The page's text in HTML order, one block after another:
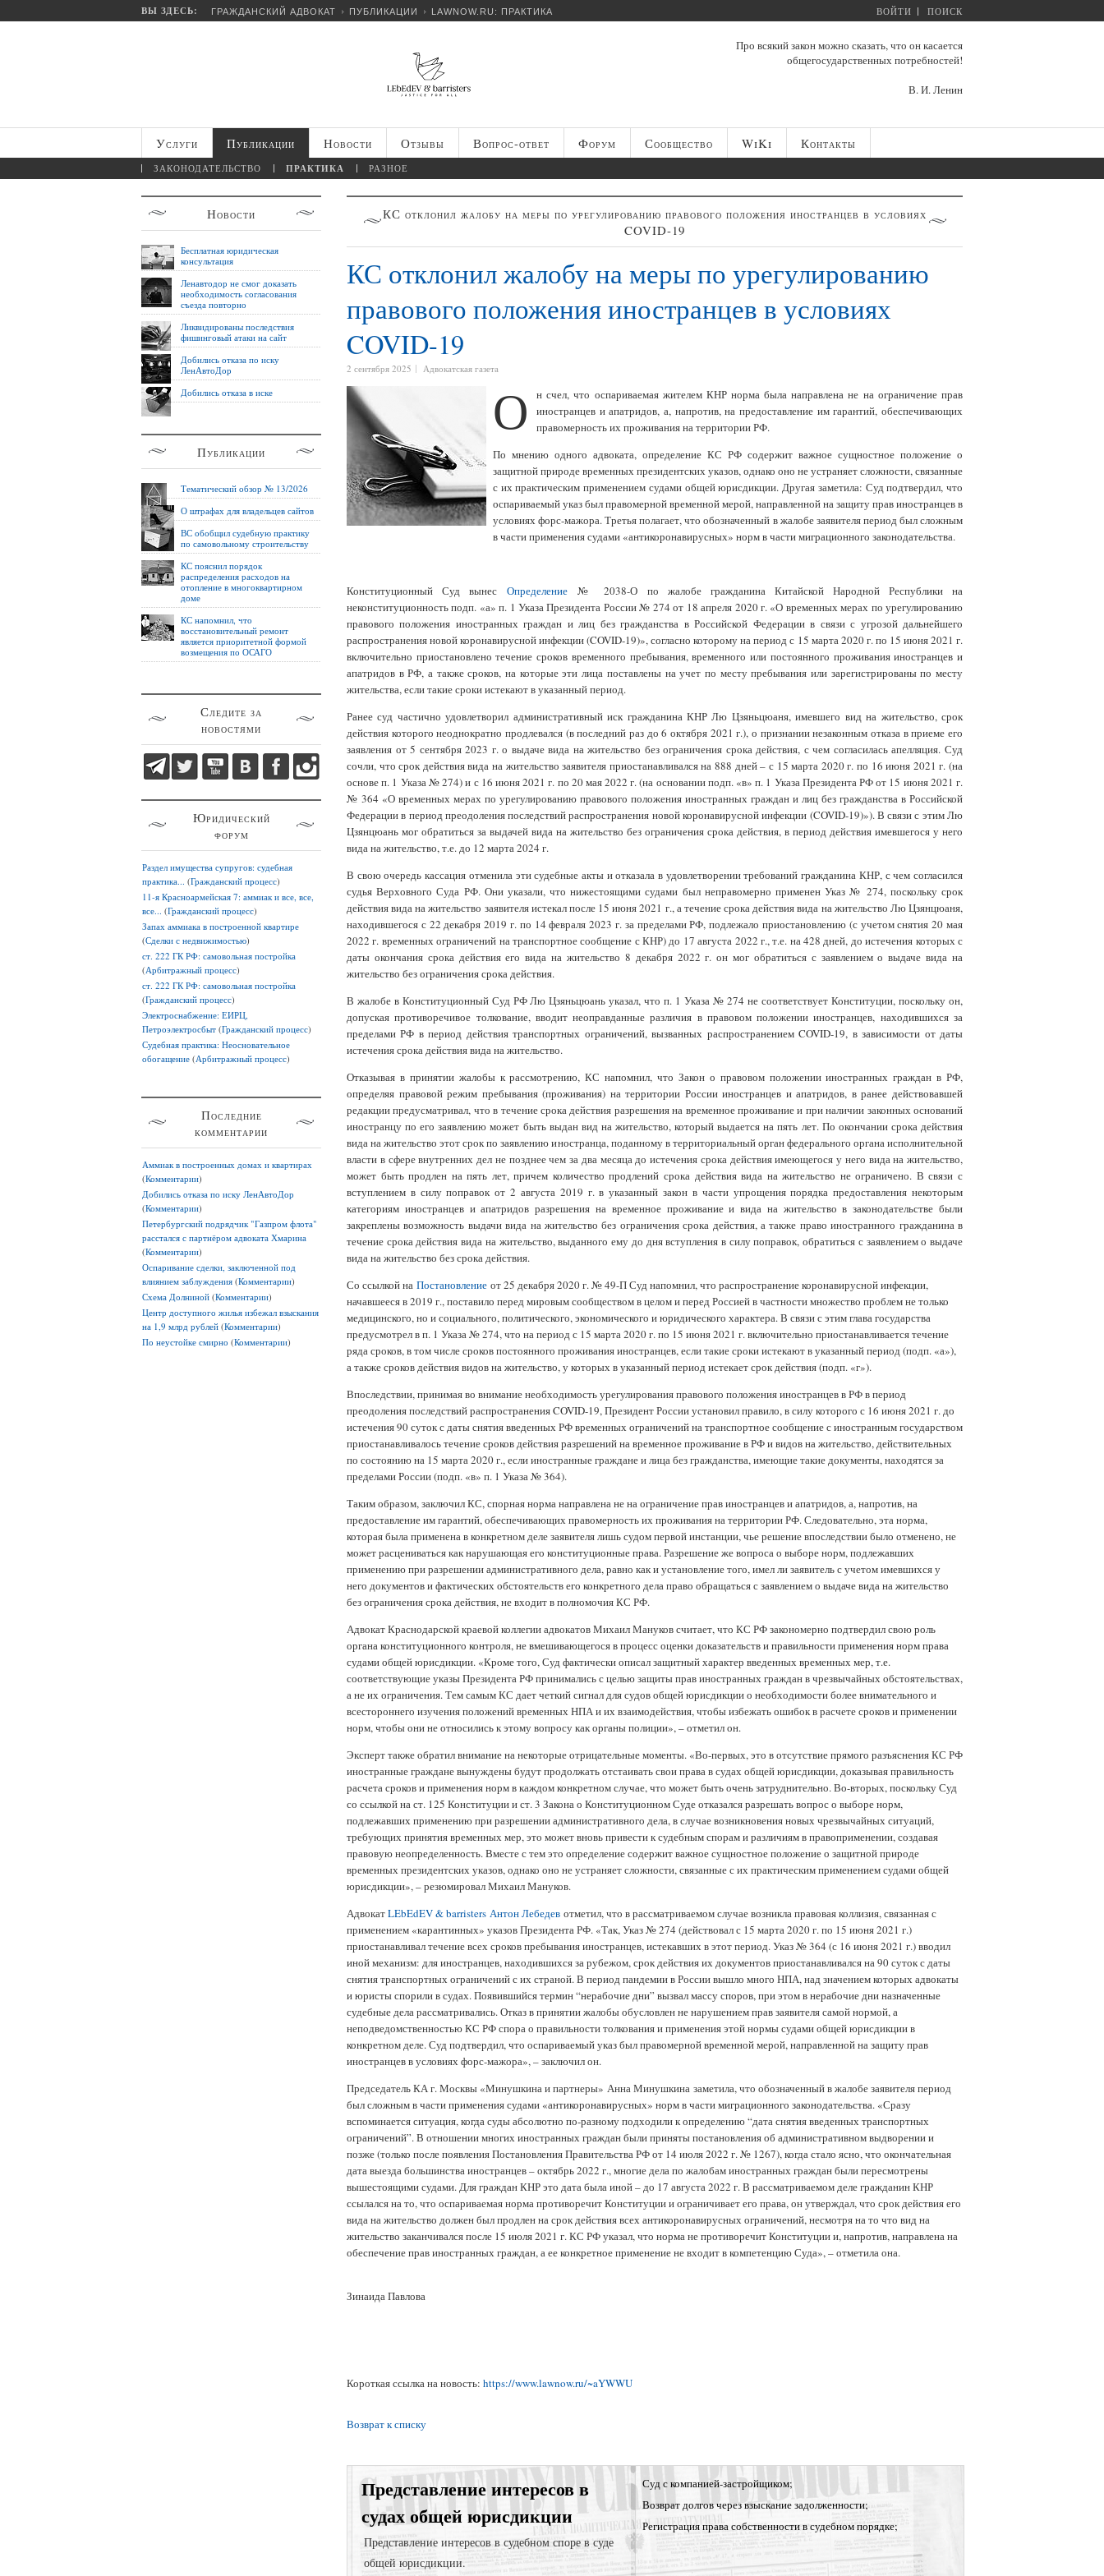
ВЫ ЗДЕСЬ: ГРАЖДАНСКИЙ АДВОКАТ ПУБЛИКАЦИИ LAWNOW.RU: ПРАКТИКА ВОЙТИ ПОИСК
Про всякий закон можно сказать, что он касается
общегосударственных потребностей!
В. И. Ленин
Услуги Публикации Новости Отзывы Вопрос-ответ Форум Сообщество WiKi Контакты
ЗАКОНОДАТЕЛЬСТВО ПРАКТИКА РАЗНОЕ
КС отклонил жалобу на меры по урегулированию правового положения иностранцев в условиях
COVID-19
КС отклонил жалобу на меры по урегулированию
правового положения иностранцев в условиях
COVID-19
2 сентября 2025 Адвокатская газета
О
н счел, что оспариваемая жителем КНР норма была направлена не на ограничение прав
иностранцев и апатридов, а, напротив, на предоставление им гарантий, обеспечивающих
правомерность их проживания на территории РФ.
По мнению одного адвоката, определение КС РФ содержит важное сущностное положение о
защитной природе временных президентских указов, однако оно не устраняет сложности, связанные
с их практическим применением судами общей юрисдикции. Другая заметила: Суд подтвердил, что
оспариваемый указ был правомерной временной мерой, направленной на защиту прав иностранцев в
условиях форс-мажора. Третья полагает, что обозначенный в жалобе заявителя период был сложным
в части применения судами «антикоронавирусных» норм в части миграционного законодательства.
Конституционный Суд вынесОпределение № 2038-О по жалобе гражданина Китайской Народной Республики на
неконституционность подп. «а» п. 1 Указа Президента России № 274 от 18 апреля 2020 г. «О временных мерах по урегулированию
правового положения иностранных граждан и лиц без гражданства в Российской Федерации в связи с угрозой дальнейшего
распространения новой коронавирусной инфекции (COVID-19)», согласно которому на период с 15 марта 2020 г. по 15 июня 2021 г.
включительно приостановлено течение сроков временного пребывания, временного или постоянного проживания иностранцев и
апатридов в РФ, а также сроков, на которые эти лица поставлены на учет по месту пребывания или зарегистрированы по месту
жительства, если такие сроки истекают в указанный период.
Ранее суд частично удовлетворил административный иск гражданина КНР Лю Цзяньцюаня, имевшего вид на жительство, срок
действия которого неоднократно продлевался (в последний раз до 6 октября 2021 г.), о признании незаконным отказа в приеме его
заявления от 5 сентября 2023 г. о выдаче вида на жительство без ограничения срока действия, с чем согласилась апелляция. Суд
сочли, что срок действия вида на жительство заявителя приостанавливался на 888 дней – с 15 марта 2020 г. по 16 июня 2021 г. (на
основе п. 1 Указа № 274) и с 16 июня 2021 г. по 20 мая 2022 г. (на основании подп. «в» п. 1 Указа Президента РФ от 15 июня 2021 г.
№ 364 «О временных мерах по урегулированию правового положения иностранных граждан и лиц без гражданства в Российской
Федерации в период преодоления последствий распространения новой коронавирусной инфекции (COVID-19)»). В связи с этим Лю
Цзянцюань мог обратиться за выдачей вида на жительство без ограничения срока действия, в период действия имевшегося у него
вида на жительство, т.е. до 12 марта 2024 г.
В свою очередь кассация отменила эти судебные акты и отказала в удовлетворении требований гражданина КНР, с чем согласился
судья Верховного Суда РФ. Они указали, что нижестоящими судами был неправомерно применен Указ № 274, поскольку срок
действия вида на жительство заявителя истекал после 15 июня 2021 г., а течение срока действия вида на жительство Лю Цзянцюаня,
находившегося с 22 декабря 2019 г. по 14 февраля 2023 г. за пределами РФ, подлежало приостановлению (с учетом снятия 20 мая
2022 г. временных ограничений на транспортное сообщение с КНР) до 17 августа 2022 г., т.е. на 428 дней, до истечения которых с
даты окончания срока действия его вида на жительство 8 декабря 2022 г. он мог обратиться с заявлением о выдаче вида на
жительство без ограничения срока действия.
В жалобе в Конституционный Суд РФ Лю Цзяньцюань указал, что п. 1 Указа № 274 не соответствует Конституции, поскольку он,
допуская противоречивое толкование, вводит неоправданные различия в правовом положении иностранцев, находившихся за
пределами РФ в период действия транспортных ограничений, вызванных распространением COVID-19, в зависимости от даты
истечения срока действия вида на жительство.
Отказывая в принятии жалобы к рассмотрению, КС напомнил, что Закон о правовом положении иностранных граждан в РФ,
определяя правовой режим пребывания (проживания) на территории России иностранцев и апатридов, в ранее действовавшей
редакции предусматривал, что в течение срока действия разрешения на временное проживание и при наличии законных оснований
иностранцу по его заявлению может быть выдан вид на жительство, который выдается на пять лет. По окончании срока действия
вида на жительство этот срок по заявлению иностранца, поданному в территориальный орган федерального органа исполнительной
власти в сфере внутренних дел не позднее чем за два месяца до истечения срока действия имеющегося у него вида на жительство,
может быть продлен на пять лет, причем количество продлений срока действия вида на жительство не ограничено. В связи с
вступлением в силу поправок от 2 августа 2019 г. в указанный закон в части упрощения порядка предоставления некоторым
категориям иностранцев и апатридов разрешения на временное проживание и вида на жительство в законодательстве были
закреплены возможность выдачи вида на жительство без ограничения срока действия, а также право иностранного гражданина в
течение срока действия вида на жительство, выданного ему до дня вступления в силу поправок, обратиться с заявлением о выдаче
вида на жительство без срока действия.
Со ссылкой на Постановление от 25 декабря 2020 г. № 49-П Суд напомнил, что распространение коронавирусной инфекции,
начавшееся в 2019 г., поставило перед мировым сообществом в целом и перед Россией в частности множество проблем не только
медицинского, но и социального, политического, экономического и юридического характера. В связи с этим глава государства
предусмотрел в п. 1 Указа № 274, что на период с 15 марта 2020 г. по 15 июня 2021 г. включительно приостанавливается течение
ряда сроков, в том числе сроков постоянного проживания иностранцев, если такие сроки истекают в указанный период (подп. «а»),
а также сроков действия видов на жительство, у которых в указанный период истекает срок действия (подп. «г»).
Впоследствии, принимая во внимание необходимость урегулирования правового положения иностранцев в РФ в период
преодоления последствий распространения COVID-19, Президент России установил правило, в силу которого с 16 июня 2021 г. до
истечения 90 суток с даты снятия введенных РФ временных ограничений на транспортное сообщение с иностранным государством
приостанавливалось течение сроков действия разрешений на временное проживание в РФ и видов на жительство, действительных
по состоянию на 15 марта 2020 г., если иностранные граждане и лица без гражданства, имеющие такие документы, находятся за
пределами России (подп. «в» п. 1 Указа № 364).
Таким образом, заключил КС, спорная норма направлена не на ограничение прав иностранцев и апатридов, а, напротив, на
предоставление им гарантий, обеспечивающих правомерность их проживания на территории РФ. Следовательно, эта норма,
которая была применена в конкретном деле заявителя лишь судом первой инстанции, чье решение впоследствии было отменено, не
может расцениваться как нарушающая его конституционные права. Разрешение же вопроса о выборе норм, подлежавших
применению при разрешении административного дела, равно как и установление того, имел ли заявитель с учетом имевшихся у
него документов и фактических обстоятельств его конкретного дела право обращаться с заявлением о выдаче вида на жительство
без ограничения срока действия, не входит в полномочия КС РФ.
Адвокат Краснодарской краевой коллегии адвокатов Михаил Мануков считает, что КС РФ закономерно подтвердил свою роль
органа конституционного контроля, не вмешивающегося в процесс оценки доказательств и правильности применения норм права
судами общей юрисдикции. «Кроме того, Суд фактически описал защитный характер введенных временных мер, т.е.
соответствующие указы Президента РФ принимались с целью защиты прав иностранных граждан в чрезвычайных обстоятельствах,
а не их ограничения. Тем самым КС дает четкий сигнал для судов общей юрисдикции о необходимости более внимательного и
всестороннего изучения положений временных НПА и их взаимодействия, чтобы избежать ошибок в расчете сроков и применении
норм, чтобы они не относились к этому вопросу как органы полиции», – отметил он.
Эксперт также обратил внимание на некоторые отрицательные моменты. «Во-первых, это в отсутствие прямого разъяснения КС РФ
иностранные граждане вынуждены будут продолжать отстаивать свои права в судах общей юрисдикции, доказывая правильность
расчета сроков и применения норм в каждом конкретном случае, что может быть очень затруднительно. Во-вторых, поскольку Суд
со ссылкой на ст. 125 Конституции и ст. 3 Закона о Конституционном Суде отказался разрешать вопрос о выборе норм,
подлежавших применению при разрешении административного дела, в случае возникновения новых чрезвычайных ситуаций,
требующих принятия временных мер, это может вновь привести к судебным спорам и различиям в правоприменении, создавая
правовую неопределенность. Вместе с тем это определение содержит важное сущностное положение о защитной природе
временных президентских указов, однако оно не устраняет сложности, связанные с их практическим применением судами общей
юрисдикции», – резюмировал Михаил Мануков.
АдвокатLEbEdEV & barristers Антон Лебедев отметил, что в рассматриваемом случае возникла правовая коллизия, связанная с
применением «карантинных» указов Президента РФ. «Так, Указ № 274 (действовал с 15 марта 2020 г. по 15 июня 2021 г.)
приостанавливал течение всех сроков пребывания иностранцев, истекавших в этот период. Указ № 364 (с 16 июня 2021 г.) вводил
иной механизм: для иностранцев, находившихся за рубежом, срок действия их документов приостанавливался на 90 суток с даты
снятия транспортных ограничений с их страной. В период пандемии в России вышло много НПА, над значением которых адвокаты
и юристы спорили в судах. Появившийся термин “нерабочие дни” вызвал массу споров, при этом в нерабочие дни назначенные
судебные дела рассматривались. Отказ в принятии жалобы обусловлен не нарушением прав заявителя самой нормой, а
неподведомственностью КС РФ спора о правильности толкования и применения этой нормы судами общей юрисдикции в
конкретном деле. Суд подтвердил, что оспариваемый указ был правомерной временной мерой, направленной на защиту прав
иностранцев в условиях форс-мажора», – заключил он.
Председатель КА г. Москвы «Минушкина и партнеры» Анна Минушкина заметила, что обозначенный в жалобе заявителя период
был сложным в части применения судами «антикоронавирусных» норм в части миграционного законодательства. «Сразу
вспоминается ситуация, когда суды абсолютно по-разному подходили к определению “дата снятия введенных транспортных
ограничений”. В отношении многих иностранных граждан были приняты постановления об административном выдворении и
позже (только после появления Постановления Правительства РФ от 14 июля 2022 г. № 1267), когда стало ясно, что окончательная
дата выезда большинства иностранцев – октябрь 2022 г., многие дела по жалобам иностранных граждан были пересмотрены
вышестоящими судами. Для граждан КНР это дата была иной – до 17 августа 2022 г. В рассматриваемом деле гражданин КНР
ссылался на то, что оспариваемая норма противоречит Конституции и ограничивает его права, он утверждал, что срок действия его
вида на жительство должен был продлен на срок действия всех антикоронавирусных ограничений, несмотря на то что вид на
жительство заканчивался после 15 июля 2021 г. КС РФ указал, что норма не противоречит Конституции и, напротив, направлена на
обеспечение прав иностранных граждан, а ее конкретное применение не входит в компетенцию Суда», – отметила она.
Зинаида Павлова
Короткая ссылка на новость: https://www.lawnow.ru/~aYWWU
Возврат к списку
Представление интересов в
судах общей юрисдикции
Представление интересов в судебном споре в суде
общей юрисдикции.
Суд с компанией-застройщиком;
Возврат долгов через взыскание задолженности;
Регистрация права собственности в судебном порядке;
Новости
Бесплатная юридическая
консультация
Ленавтодор не смог доказать
необходимость согласования
съезда повторно
Ликвидированы последствия
фишинговый атаки на сайт
Добились отказа по иску
ЛенАвтоДор
Добились отказа в иске
Публикации
Тематический обзор № 13/2026
О штрафах для владельцев сайтов
ВС обобщил судебную практику
по самовольному строительству
КС пояснил порядок
распределения расходов на
отопление в многоквартирном
доме
КС напомнил, что
восстановительный ремонт
является приоритетной формой
возмещения по ОСАГО
Следите за
новостями
Юридический
форум
Раздел имущества супругов: судебная
практика... (Гражданский процесс)
11-я Красноармейская 7: аммиак и все, все,
все... (Гражданский процесс)
Запах аммиака в построенной квартире
(Сделки с недвижимостью)
ст. 222 ГК РФ: самовольная постройка
(Арбитражный процесс)
ст. 222 ГК РФ: самовольная постройка
(Гражданский процесс)
Электроснабжение: ЕИРЦ,
Петроэлектросбыт (Гражданский процесс)
Судебная практика: Неосновательное
обогащение (Арбитражный процесс)
Последние
комментарии
Аммиак в построенных домах и квартирах
(Комментарии)
Добились отказа по иску ЛенАвтоДор
(Комментарии)
Петербургский подрядчик "Газпром флота"
расстался с партнёром адвоката Хмарина
(Комментарии)
Оспаривание сделки, заключенной под
влиянием заблуждения (Комментарии)
Схема Долниной (Комментарии)
Центр доступного жилья избежал взыскания
на 1,9 млрд рублей (Комментарии)
По неустойке смирно (Комментарии)